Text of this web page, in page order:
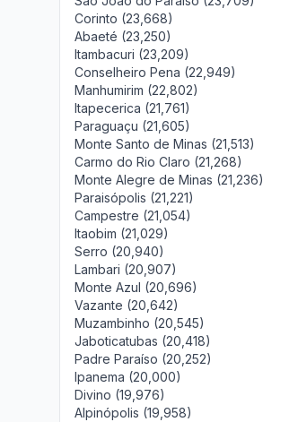
Corinto (23,668)
Abaeté (23,250)
Itambacuri (23,209)
Conselheiro Pena (22,949)
Manhumirim (22,802)
Itapecerica (21,761)
Paraguaçu (21,605)
Monte Santo de Minas (21,513)
Carmo do Rio Claro (21,268)
Monte Alegre de Minas (21,236)
Paraisópolis (21,221)
Campestre (21,054)
Itaobim (21,029)
Serro (20,940)
Lambari (20,907)
Monte Azul (20,696)
Vazante (20,642)
Muzambinho (20,545)
Jaboticatubas (20,418)
Padre Paraíso (20,252)
Ipanema (20,000)
Divino (19,976)
Alpinópolis (19,958)